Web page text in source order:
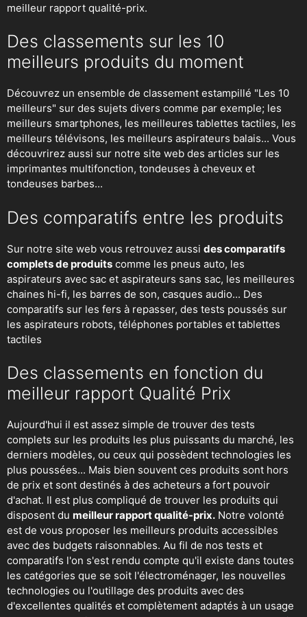
meilleur rapport qualité-prix.
Des classements sur les 10
meilleurs produits du moment
Découvrez un ensemble de classement estampillé "Les 10
meilleurs" sur des sujets divers comme par exemple; les
meilleurs smartphones, les meilleures tablettes tactiles, les
meilleurs télévisons, les meilleurs aspirateurs balais... Vous
découvrirez aussi sur notre site web des articles sur les
imprimantes multifonction, tondeuses à cheveux et
tondeuses barbes...
Des comparatifs entre les produits
Sur notre site web vous retrouvez aussi des comparatifs
complets de produits comme les pneus auto, les
aspirateurs avec sac et aspirateurs sans sac, les meilleures
chaines hi-fi, les barres de son, casques audio... Des
comparatifs sur les fers à repasser, des tests poussés sur
les aspirateurs robots, téléphones portables et tablettes
tactiles
Des classements en fonction du
meilleur rapport Qualité Prix
Aujourd'hui il est assez simple de trouver des tests
complets sur les produits les plus puissants du marché, les
derniers modèles, ou ceux qui possèdent technologies les
plus poussées... Mais bien souvent ces produits sont hors
de prix et sont destinés à des acheteurs a fort pouvoir
d'achat. Il est plus compliqué de trouver les produits qui
disposent du meilleur rapport qualité-prix. Notre volonté
est de vous proposer les meilleurs produits accessibles
avec des budgets raisonnables. Au fil de nos tests et
comparatifs l'on s'est rendu compte qu'il existe dans toutes
les catégories que se soit l'électroménager, les nouvelles
technologies ou l'outillage des produits avec des
d'excellentes qualités et complètement adaptés à un usage